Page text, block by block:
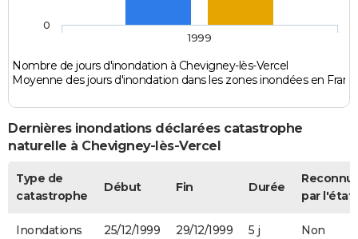
Nombre de jours d'inondation à Chevigney-lès-Vercel
Moyenne des jours d'inondation dans les zones inondées en
1999
0
Dernières inondations déclarées catastrophe
naturelle à Chevigney-lès-Vercel
Type de
catastrophe
Début Fin Durée
par l'état
Inondations
25/12/1999 29/12/1999 5 j Non